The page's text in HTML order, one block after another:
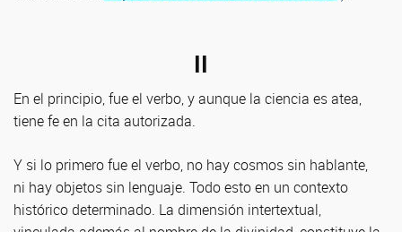
II
En el principio, fue el verbo, y aunque la ciencia es atea,
tiene fe en la cita autorizada.
Y si lo primero fue el verbo, no hay cosmos sin hablante,
ni hay objetos sin lenguaje. Todo esto en un contexto
histórico determinado. La dimensión intertextual,